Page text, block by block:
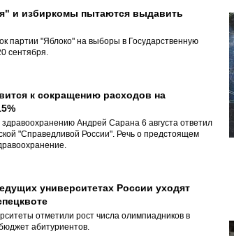
и избиркомы пытаются выдавить
партии "Яблоко" на выборы в Государственную
сентября.
к сокращению расходов на
Андрей Сарана 6 августа ответил
"Справедливой России". Речь о предстоящем
университетах России уходят
отметили рост числа олимпиадников в
абитуриентов.